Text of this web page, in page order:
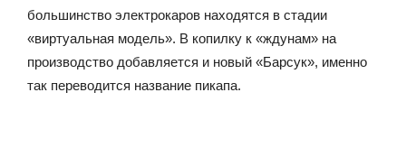
большинство электрокаров находятся в стадии
«виртуальная модель». В копилку к «ждунам» на
производство добавляется и новый «Барсук», именно
так переводится название пикапа.